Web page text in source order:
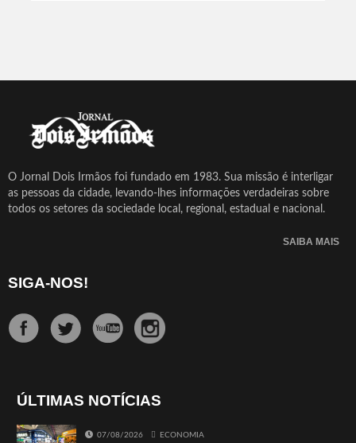
O Jornal Dois Irmãos foi fundado em 1983. Sua missão é interligar
as pessoas da cidade, levando-lhes informações verdadeiras sobre
todos os setores da sociedade local, regional, estadual e nacional.
SAIBA MAIS
SIGA-NOS!
ÚLTIMAS NOTÍCIAS
07/08/2026 ECONOMIA